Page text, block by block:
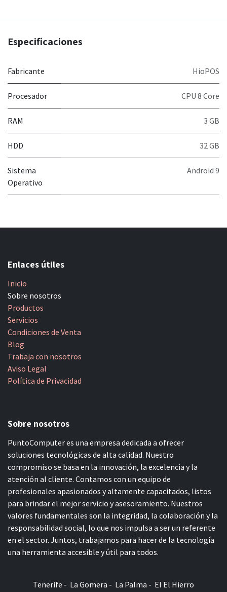
Especificaciones
Fabricante HioPOS
Procesador CPU 8 Core
RAM 3 GB
HDD 32 GB
Sistema
Operativo
Android 9
Enlaces útiles
Inicio
Sobre nosotros
Productos
Servicios
Condiciones de Venta
Blog
Trabaja con nosotros
Aviso Legal
Política de Privacidad
Sobre nosotros
PuntoComputer es una empresa dedicada a ofrecer
soluciones tecnológicas de alta calidad. Nuestro
compromiso se basa en la innovación, la excelencia y la
atención al cliente. Contamos con un equipo de
profesionales apasionados y altamente capacitados, listos
para brindar el mejor servicio y asesoramiento. Nuestros
valores fundamentales son la integridad, la colaboración y la
responsabilidad social, lo que nos impulsa a ser un referente
en el sector. Juntos, trabajamos para hacer de la tecnología
una herramienta accesible y útil para todos.
Tenerife - La Gomera - La Palma - El El Hierro